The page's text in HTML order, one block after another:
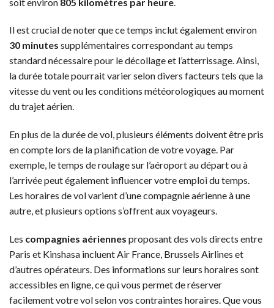
Il est crucial de noter que ce temps inclut également environ
30 minutes supplémentaires correspondant au temps
standard nécessaire pour le décollage et l’atterrissage. Ainsi,
la durée totale pourrait varier selon divers facteurs tels que la
vitesse du vent ou les conditions météorologiques au moment
du trajet aérien.
En plus de la durée de vol, plusieurs éléments doivent être pris
en compte lors de la planification de votre voyage. Par
exemple, le temps de roulage sur l’aéroport au départ ou à
l’arrivée peut également influencer votre emploi du temps.
Les horaires de vol varient d’une compagnie aérienne à une
autre, et plusieurs options s’offrent aux voyageurs.
Les compagnies aériennes proposant des vols directs entre
Paris et Kinshasa incluent Air France, Brussels Airlines et
d’autres opérateurs. Des informations sur leurs horaires sont
accessibles en ligne, ce qui vous permet de réserver
facilement votre vol selon vos contraintes horaires. Que vous